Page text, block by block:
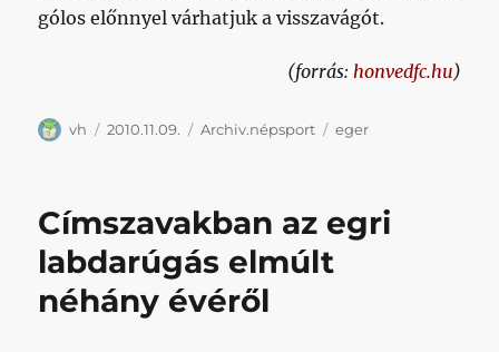
gólos előnnyel várhatjuk a visszavágót.
(forrás: honvedfc.hu)
Szerző
vh Közzétéve
2010.11.09. Kategória
Archiv.népsport Címke
eger
Címszavakban az egri
labdarúgás elmúlt
néhány évéről